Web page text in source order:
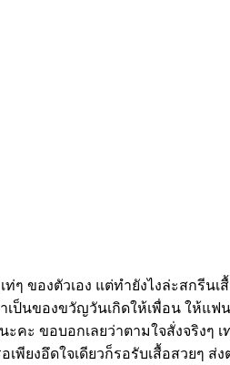
ของตัวเอง แต่ทำยังไงล่ะสกรีน
เป็นของขวัญวันเกิดให้เพื่อน ให้
คะ ขอบอกเลยว่าตามใจสั่งจริง
พียงอึดใจเดียวก็รอรับเสื้อสวยๆ